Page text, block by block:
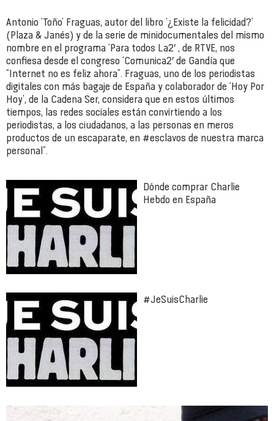
Antonio ‘Toño’ Fraguas, autor del libro ‘¿Existe la felicidad?’
(Plaza & Janés) y de la serie de minidocumentales del mismo
nombre en el programa ‘Para todos La2′ , de RTVE, nos
confiesa desde el congreso ‘Comunica2′ de Gandía que
“Internet no es feliz ahora”. Fraguas, uno de los periodistas
digitales con más bagaje de España y colaborador de ‘Hoy Por
Hoy’, de la Cadena Ser, considera que en estos últimos
tiempos, las redes sociales están convirtiendo a los
periodistas, a los ciudadanos, a las personas en meros
productos de un escaparate, en #esclavos de nuestra marca
personal”.
Dónde comprar Charlie
Hebdo en España
#JeSuisCharlie